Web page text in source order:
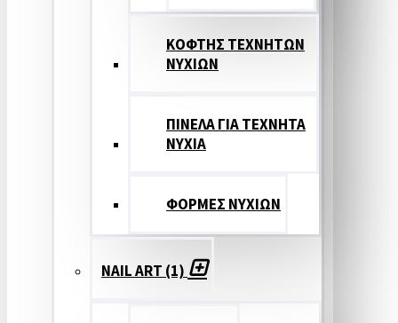
ΚΟΦΤΗΣ ΤΕΧΝΗΤΩΝ
ΝΥΧΙΩΝ
ΠΙΝΕΛΑ ΓΙΑ ΤΕΧΝΗΤΑ
ΝΥΧΙΑ
ΦΟΡΜΕΣ ΝΥΧΙΩΝ
NAIL ART (1)